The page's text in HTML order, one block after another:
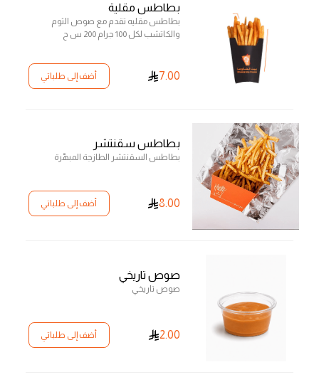
بطاطس مقلية
بطاطس مقليه تقدم مع صوص الثوم
والكاتشب لكل 100 جرام 200 س ح
7.00 أضف إلى طلباتي
بطاطس سقنتشر
بطاطس السقنتشر الطازجة المبھّرة
8.00 أضف إلى طلباتي
صوص تاريخي
صوص تاريخي
2.00 أضف إلى طلباتي